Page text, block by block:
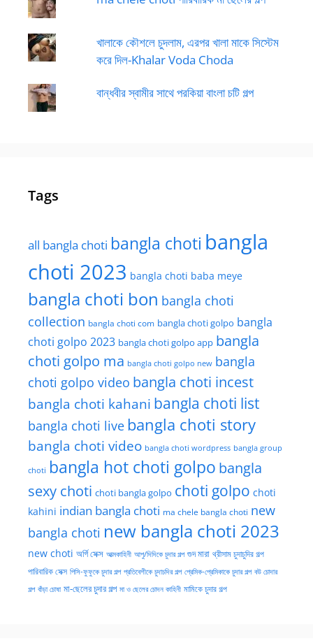
খালাকে কৌশলে চুদলাম, এরপর খালা মাকে সিস্টেম
করে দিল-Khalar Voda Choda
বান্ধবীর স্বামীর সাথে পরকিয়া বাংলা চটি গল্প
Tags
all bangla choti bangla choti bangla
choti 2023 bangla choti baba meye
bangla choti bon bangla choti
collection bangla choti com bangla choti golpo bangla
choti golpo 2023 bangla choti golpo app bangla
choti golpo ma bangla choti golpo new bangla
choti golpo video bangla choti incest
bangla choti kahani bangla choti list
bangla choti live bangla choti story
bangla choti video bangla choti wordpress bangla group
choti bangla hot choti golpo bangla
sexy choti choti bangla golpo choti golpo choti
kahini indian bangla choti ma chele bangla choti new
bangla choti new bangla choti 2023
new choti অর্গি সেক্স আত্মকাহিনী আপু/দিদিকে চুদার গল্প গুদ মারা থ্রীসাম চুদাচুদির গল্প
পারিবারিক সেক্স পিসি-ফুফুকে চুদার গল্প প্রতিবেশীকে চুদাচদির গল্প প্রেমিক-প্রেমিকাকে চুদার গল্প বউ চোদার
গল্প বাঁড়া চোষা মা-ছেলের চুদার গল্প মা ও ছেলের চোদন কাহিনী মামিকে চুদার গল্প